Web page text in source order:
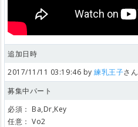
追加日時
2017/11/11 03:19:46 by練乳王子さん
募集中パート
必須： Ba,Dr,Key
任意： Vo2